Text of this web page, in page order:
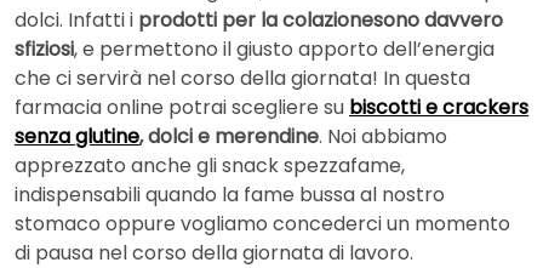
dolci. Infatti i prodotti per la colazionesono davvero
sfiziosi, e permettono il giusto apporto dell’energia
che ci servirà nel corso della giornata! In questa
farmacia online potrai scegliere su biscotti e crackers
senza glutine, dolci e merendine. Noi abbiamo
apprezzato anche gli snack spezzafame,
indispensabili quando la fame bussa al nostro
stomaco oppure vogliamo concederci un momento
di pausa nel corso della giornata di lavoro.